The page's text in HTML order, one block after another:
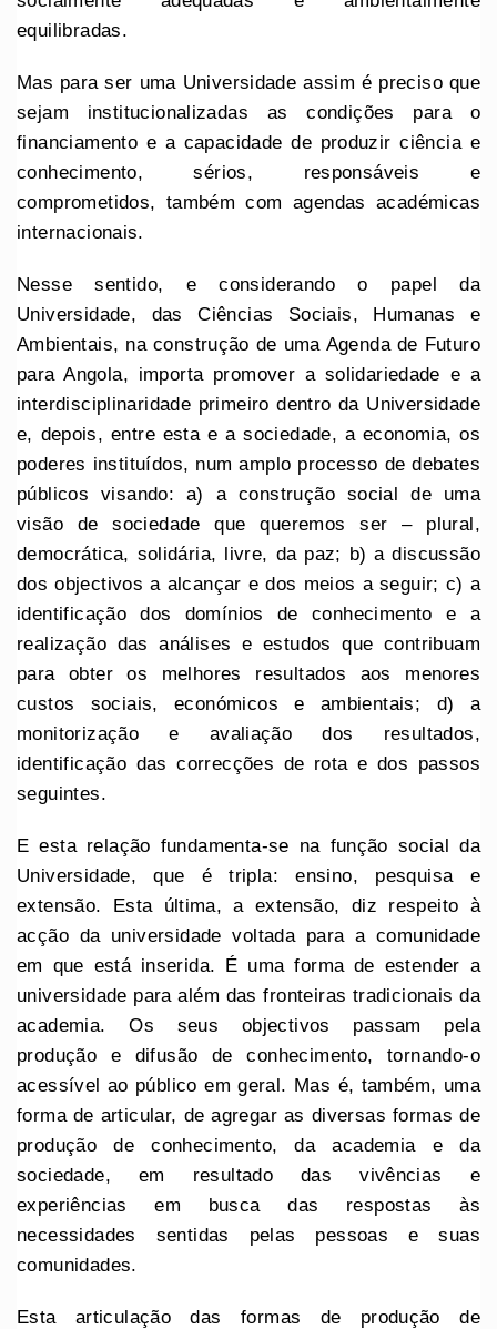
equilibradas.
Mas para ser uma Universidade assim é preciso que
sejam institucionalizadas as condições para o
financiamento e a capacidade de produzir ciência e
conhecimento, sérios, responsáveis e
comprometidos, também com agendas académicas
internacionais.
Nesse sentido, e considerando o papel da
Universidade, das Ciências Sociais, Humanas e
Ambientais, na construção de uma Agenda de Futuro
para Angola, importa promover a solidariedade e a
interdisciplinaridade primeiro dentro da Universidade
e, depois, entre esta e a sociedade, a economia, os
poderes instituídos, num amplo processo de debates
públicos visando: a) a construção social de uma
visão de sociedade que queremos ser – plural,
democrática, solidária, livre, da paz; b) a discussão
dos objectivos a alcançar e dos meios a seguir; c) a
identificação dos domínios de conhecimento e a
realização das análises e estudos que contribuam
para obter os melhores resultados aos menores
custos sociais, económicos e ambientais; d) a
monitorização e avaliação dos resultados,
identificação das correcções de rota e dos passos
seguintes.
E esta relação fundamenta-se na função social da
Universidade, que é tripla: ensino, pesquisa e
extensão. Esta última, a extensão, diz respeito à
acção da universidade voltada para a comunidade
em que está inserida. É uma forma de estender a
universidade para além das fronteiras tradicionais da
academia. Os seus objectivos passam pela
produção e difusão de conhecimento, tornando-o
acessível ao público em geral. Mas é, também, uma
forma de articular, de agregar as diversas formas de
produção de conhecimento, da academia e da
sociedade, em resultado das vivências e
experiências em busca das respostas às
necessidades sentidas pelas pessoas e suas
comunidades.
Esta articulação das formas de produção de